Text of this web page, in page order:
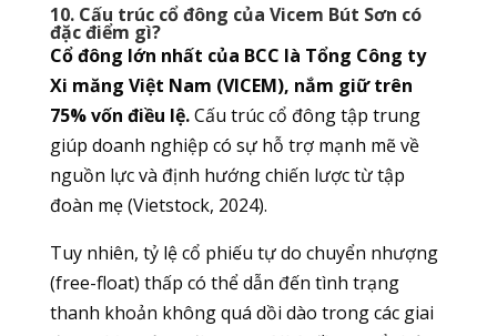
10. Cấu trúc cổ đông của Vicem Bút Sơn có
đặc điểm gì?
Cổ đông lớn nhất của BCC là Tổng Công ty
Xi măng Việt Nam (VICEM), nắm giữ trên
75% vốn điều lệ.Cấu trúc cổ đông tập trung
giúp doanh nghiệp có sự hỗ trợ mạnh mẽ về
nguồn lực và định hướng chiến lược từ tập
đoàn mẹ (Vietstock, 2024).
Tuy nhiên, tỷ lệ cổ phiếu tự do chuyển nhượng
(free-float) thấp có thể dẫn đến tình trạng
thanh khoản không quá dồi dào trong các giai